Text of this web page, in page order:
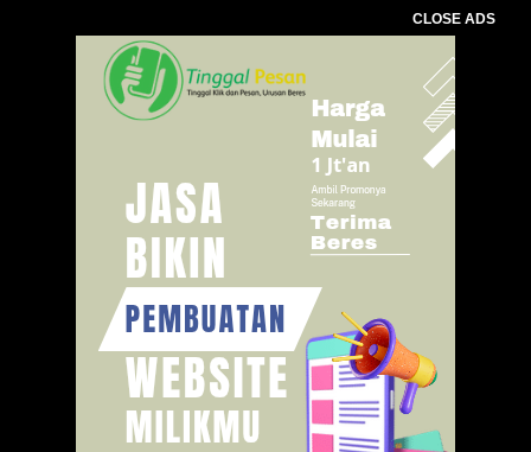
CLOSE ADS